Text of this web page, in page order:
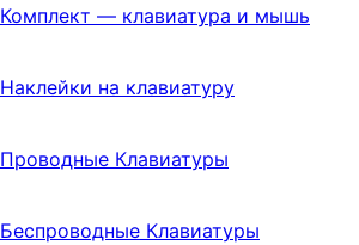
Комплект — клавиатура и мышь
Наклейки на клавиатуру
Проводные Клавиатуры
Беспроводные Клавиатуры